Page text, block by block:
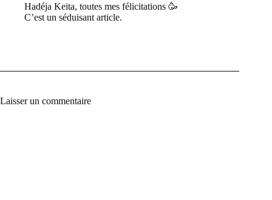
Hadéja Keita, toutes mes félicitations 🥳
C’est un séduisant article.
Laisser un commentaire